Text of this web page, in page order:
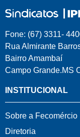
Fone: (67) 3311-
Rua Almirante
Bairro Amambaí
Campo Grande.MS
INSTITUCIONAL
Sobre a Fecomércio
Diretoria